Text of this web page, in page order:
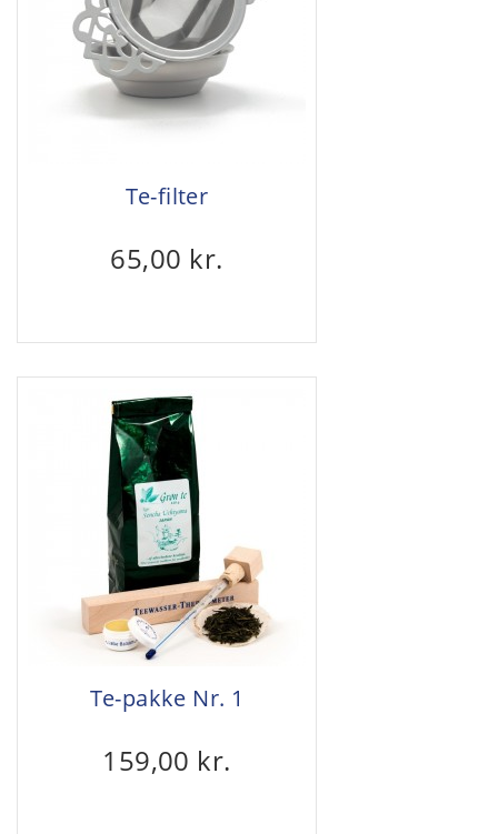
Te-filter
65,00 kr.
Te-pakke Nr. 1
159,00 kr.